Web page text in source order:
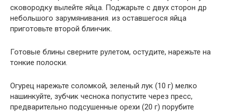
сковородку вылейте яйца. Поджарьте с двух сторон др
небольшого зарумянивания. из оставшегося яйца
приготовьте второй блинчик.
Готовые блины сверните рулетом, остудите, нарежьте на
тонкие полоски.
Огурец нарежьте соломкой, зеленый лук (10 г) мелко
нашинкуйте, зубчик чеснока попустите через пресс,
предварительно подсушенные орехи (20 г) порубите